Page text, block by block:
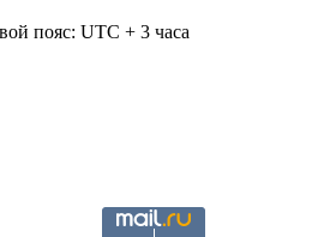
пояс: UTC + 3 часа